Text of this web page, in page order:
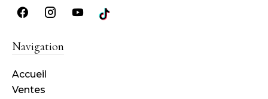
Navigation
Accueil
Ventes